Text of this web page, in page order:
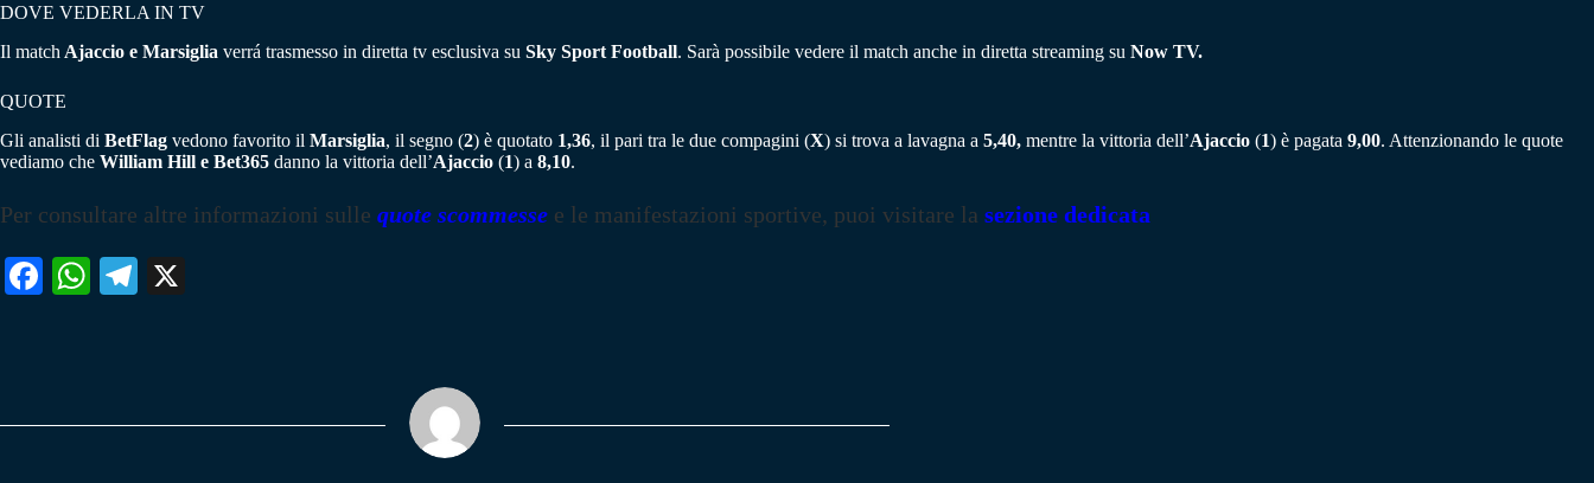
DOVE VEDERLA IN TV
Il match Ajaccio e Marsiglia verrá trasmesso in diretta tv esclusiva su Sky Sport Football. Sarà possibile vedere il match anche in diretta streaming su Now TV.
QUOTE
Gli analisti di BetFlag vedono favorito il Marsiglia, il segno (2) è quotato 1,36, il pari tra le due compagini (X) si trova a lavagna a 5,40, mentre la vittoria dell’Ajaccio (1) è pagata 9,00. Attenzionando le quote
vediamo che William Hill e Bet365 danno la vittoria dell’Ajaccio (1) a 8,10.
Per consultare altre informazioni sulle quote scommesse e le manifestazioni sportive, puoi visitare la sezione dedicata
Fa W
pp
Te
m